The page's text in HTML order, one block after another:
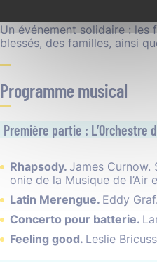
Un événement solidaire :
blessés, des familles, ainsi
Programme musical
Première partie : L’Orchestre
Rhapsody. James Curnow.
onie de la Musique de l’Air
Latin Merengue. Eddy
Concerto pour batterie.
Feeling good. Leslie